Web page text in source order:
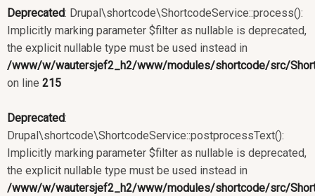
Deprecated: Drupal\shortcode\ShortcodeService::process():
Implicitly marking parameter $filter as nullable is deprecated,
the explicit nullable type must be used instead in
/www/w/wautersjef2_h2/www/modules/shortcode/src/
on line 215
Deprecated:
Drupal\shortcode\ShortcodeService::postprocessText():
Implicitly marking parameter $filter as nullable is deprecated,
the explicit nullable type must be used instead in
/www/w/wautersjef2_h2/www/modules/shortcode/src/